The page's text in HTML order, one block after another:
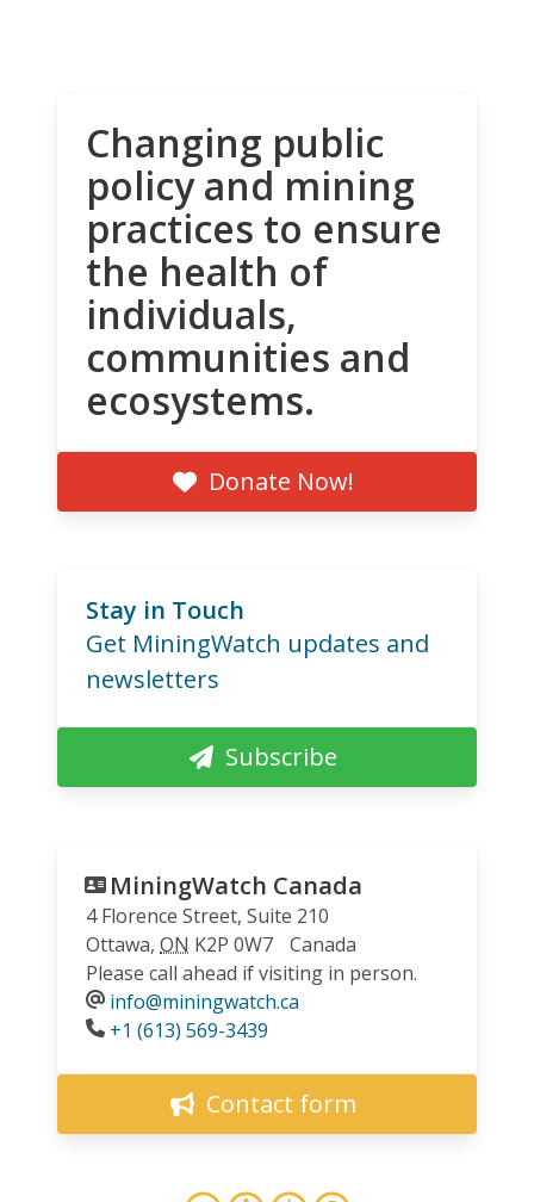
Changing public
policy and mining
practices to ensure
the health of
individuals,
communities and
ecosystems.
Donate Now!
Stay in Touch
Get MiningWatch updates and
newsletters
Subscribe
MiningWatch Canada
4 Florence Street, Suite 210
Ottawa, ON K2P 0W7
Canada
Please call ahead if visiting in person.
info@miningwatch.ca
Phone
+1 (613) 569-3439
Contact form